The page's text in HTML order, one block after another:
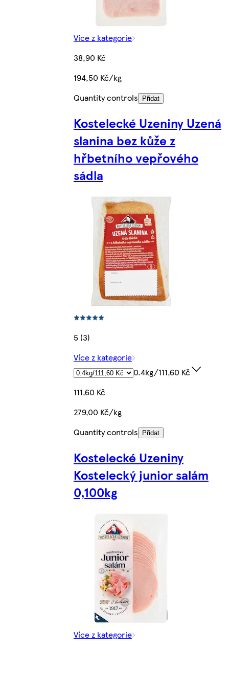
Více z kategorie
38,90 Kč
194,50 Kč/kg
Quantity controls
Přidat
Kostelecké Uzeniny Uzená
slanina bez kůže z
hřbetního vepřového
sádla
5 (3)
Více z kategorie
0.4kg/111,60 Kč
111,60 Kč
279,00 Kč/kg
Quantity controls
Přidat
Kostelecké Uzeniny
Kostelecký junior salám
0,100kg
Více z kategorie